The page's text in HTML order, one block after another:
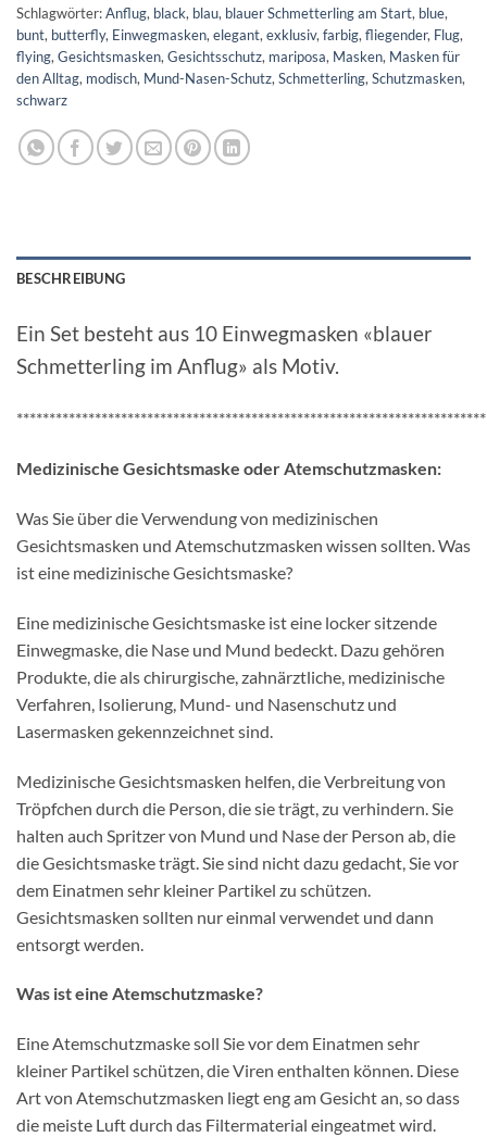
Schlagwörter:Anflug, black, blau, blauer Schmetterling am Start, blue,
bunt, butterfly, Einwegmasken, elegant, exklusiv, farbig, fliegender, Flug,
flying, Gesichtsmasken, Gesichtsschutz, mariposa, Masken, Masken für
den Alltag, modisch, Mund-Nasen-Schutz, Schmetterling, Schutzmasken,
schwarz
BESCHREIBUNG
Ein Set besteht aus 10 Einwegmasken «blauer
Schmetterling im Anflug» als Motiv.
Medizinische Gesichtsmaske oder Atemschutzmasken:
Was Sie über die Verwendung von medizinischen
Gesichtsmasken und Atemschutzmasken wissen sollten. Was
ist eine medizinische Gesichtsmaske?
Eine medizinische Gesichtsmaske ist eine locker sitzende
Einwegmaske, die Nase und Mund bedeckt. Dazu gehören
Produkte, die als chirurgische, zahnärztliche, medizinische
Verfahren, Isolierung, Mund- und Nasenschutz und
Lasermasken gekennzeichnet sind.
Medizinische Gesichtsmasken helfen, die Verbreitung von
Tröpfchen durch die Person, die sie trägt, zu verhindern. Sie
halten auch Spritzer von Mund und Nase der Person ab, die
die Gesichtsmaske trägt. Sie sind nicht dazu gedacht, Sie vor
dem Einatmen sehr kleiner Partikel zu schützen.
Gesichtsmasken sollten nur einmal verwendet und dann
entsorgt werden.
Was ist eine Atemschutzmaske?
Eine Atemschutzmaske soll Sie vor dem Einatmen sehr
kleiner Partikel schützen, die Viren enthalten können. Diese
Art von Atemschutzmasken liegt eng am Gesicht an, so dass
die meiste Luft durch das Filtermaterial eingeatmet wird.